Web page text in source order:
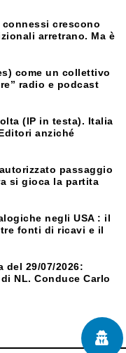
connessi crescono
arretrano. Ma è
come un collettivo
radio e podcast
(IP in testa). Italia
anziché
passaggio
si gioca la partita
negli USA : il
fonti di ricavi e il
del 29/07/2026:
NL. Conduce Carlo